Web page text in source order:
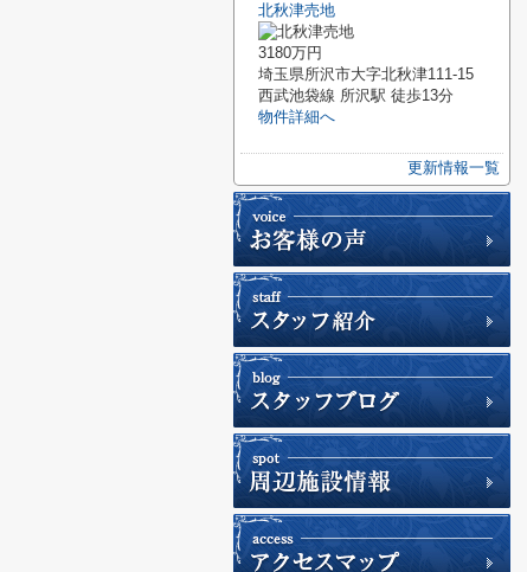
北秋津売地
3180万円
埼玉県所沢市大字北秋津111-15
西武池袋線 所沢駅 徒歩13分
物件詳細へ
更新情報一覧